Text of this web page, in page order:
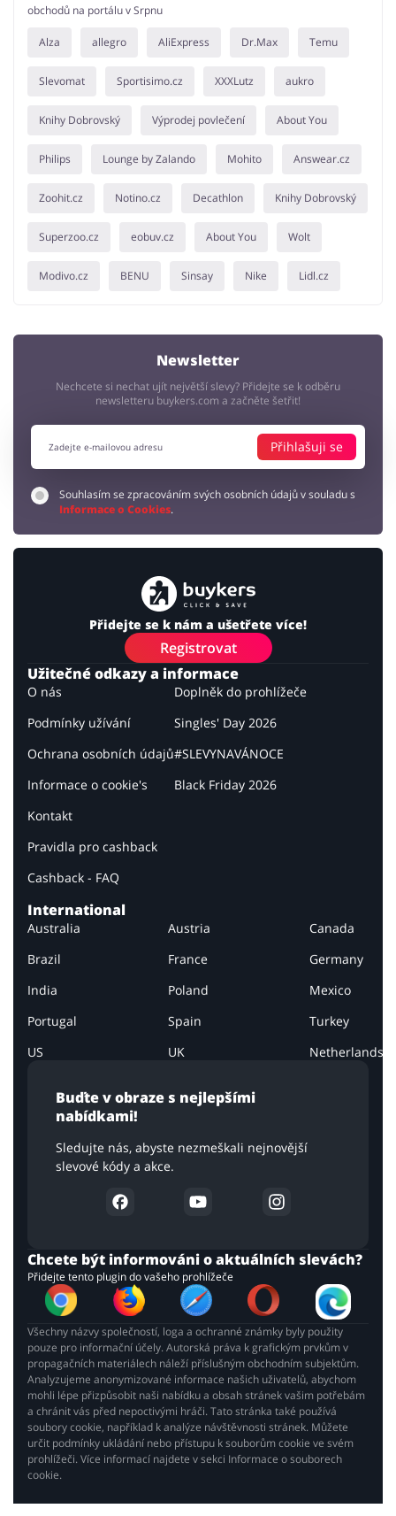
Služby Zdraví a krása
obchodů na portálu v Srpnu
Alza allegro AliExpress Dr.Max Temu
Slevomat Sportisimo.cz XXXLutz aukro
Knihy Dobrovský Výprodej povlečení About You
Philips Lounge by Zalando Mohito Answear.cz
Zoohit.cz Notino.cz Decathlon Knihy Dobrovský
Superzoo.cz eobuv.cz About You Wolt
Modivo.cz BENU Sinsay Nike Lidl.cz
Newsletter
Nechcete si nechat ujít největší slevy? Přidejte se k odběru
newsletteru buykers.com a začněte šetřit!
Přihlašuji se
Souhlasím se zpracováním svých osobních údajů v souladu s
Informace o Cookies.
Přidejte se k nám a ušetřete více!
Registrovat
Buďte v obraze s nejlepšími
nabídkami!
Sledujte nás, abyste nezmeškali nejnovější
slevové kódy a akce.
Užitečné odkazy a informace
O nás
Podmínky užívání
Ochrana osobních údajů
Informace o cookie's
Kontakt
Pravidla pro cashback
Cashback - FAQ
Doplněk do prohlížeče
Singles' Day 2026
#SLEVYNAVÁNOCE
Black Friday 2026
International
Australia Austria
Canada
Brazil
France
Germany
India
Poland
Mexico
Portugal
Spain
Turkey
US
UK Netherlands
Chcete být informováni o aktuálních slevách?
Přidejte tento plugin do vašeho prohlížeče
Všechny názvy společností, loga a ochranné známky byly použity
pouze pro informační účely. Autorská práva k grafickým prvkům v
propagačních materiálech náleží příslušným obchodním subjektům.
Analyzujeme anonymizované informace našich uživatelů, abychom
mohli lépe přizpůsobit naši nabídku a obsah stránek vašim potřebám
a chránit vás před nepoctivými hráči. Tato stránka také používá
soubory cookie, například k analýze návštěvnosti stránek. Můžete
určit podmínky ukládání nebo přístupu k souborům cookie ve svém
prohlížeči. Více informací najdete v sekci Informace o souborech
cookie.